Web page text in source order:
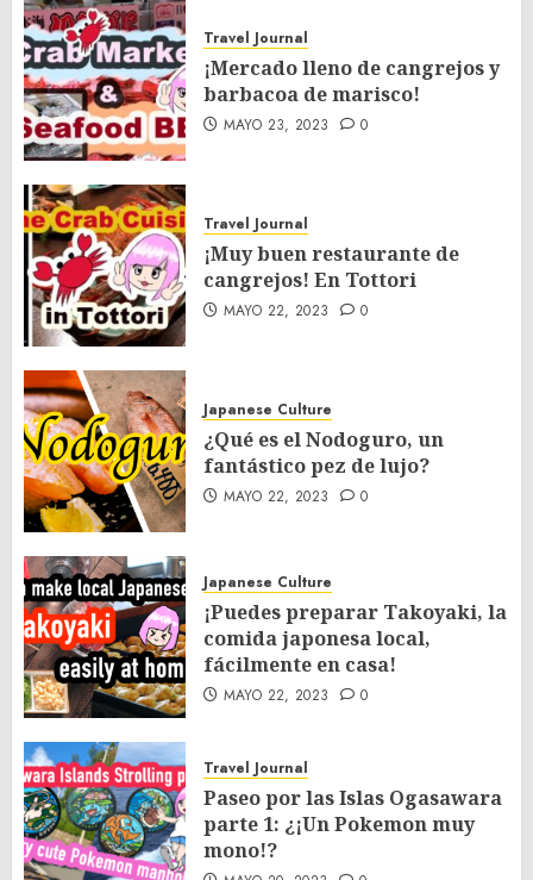
Travel Journal
¡Mercado lleno de cangrejos y
barbacoa de marisco!
MAYO 23, 2023 0
Travel Journal
¡Muy buen restaurante de
cangrejos! En Tottori
MAYO 22, 2023 0
Japanese Culture
¿Qué es el Nodoguro, un
fantástico pez de lujo?
MAYO 22, 2023 0
Japanese Culture
¡Puedes preparar Takoyaki, la
comida japonesa local,
fácilmente en casa!
MAYO 22, 2023 0
Travel Journal
Paseo por las Islas Ogasawara
parte 1: ¿¡Un Pokemon muy
mono!?